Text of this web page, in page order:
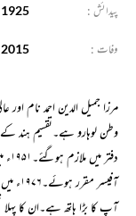
پیدائش :
وفات :
وطن لوہارو ہے۔تقسیم ہند
آفیسر
آپ کا بڑا ہاتھ ہے۔ان کا